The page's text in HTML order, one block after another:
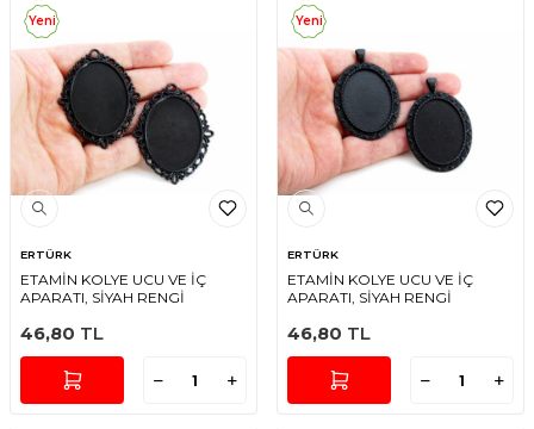
Yeni
ERTÜRK
ETAMİN KOLYE UCU VE İÇ
APARATI, SİYAH RENGİ
46,80 TL
Yeni
ERTÜRK
ETAMİN KOLYE UCU VE İÇ
APARATI, SİYAH RENGİ
46,80 TL